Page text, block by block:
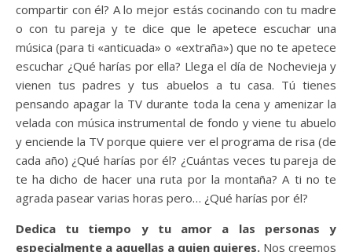
compartir con él? A lo mejor estás cocinando con tu madre
o con tu pareja y te dice que le apetece escuchar una
música (para ti «anticuada» o «extraña») que no te apetece
escuchar ¿Qué harías por ella? Llega el día de Nochevieja y
vienen tus padres y tus abuelos a tu casa. Tú tienes
pensando apagar la TV durante toda la cena y amenizar la
velada con música instrumental de fondo y viene tu abuelo
y enciende la TV porque quiere ver el programa de risa (de
cada año) ¿Qué harías por él? ¿Cuántas veces tu pareja de
te ha dicho de hacer una ruta por la montaña? A ti no te
agrada pasear varias horas pero… ¿Qué harías por él?
Dedica tu tiempo y tu amor a las personas y
especialmente a aquellas a quien quieres. Nos creemos